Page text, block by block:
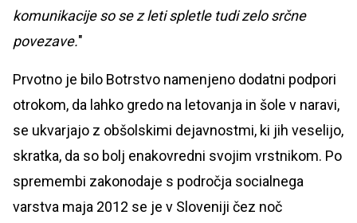
komunikacije so se z leti spletle tudi zelo srčne
povezave."
Prvotno je bilo Botrstvo namenjeno dodatni podpori
otrokom, da lahko gredo na letovanja in šole v naravi,
se ukvarjajo z obšolskimi dejavnostmi, ki jih veselijo,
skratka, da so bolj enakovredni svojim vrstnikom. Po
spremembi zakonodaje s področja socialnega
varstva maja 2012 se je v Sloveniji čez noč